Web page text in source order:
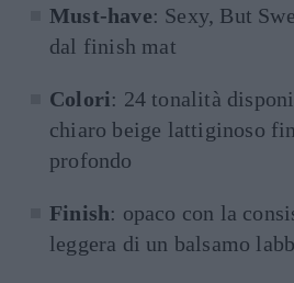
Must-have: Sexy, But
dal finish mat
Colori: 24 tonalità
chiaro beige lattiginoso
profondo
Finish: opaco con la
leggera di un balsamo